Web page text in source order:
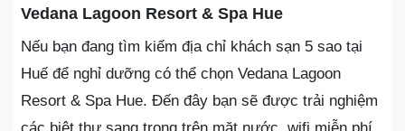
Vedana Lagoon Resort & Spa Hue
Nếu bạn đang tìm kiếm địa chỉ khách sạn 5 sao tại
Huế để nghỉ dưỡng có thể chọn Vedana Lagoon
Resort & Spa Hue. Đến đây bạn sẽ được trải nghiệm
các biệt thự sang trọng trên mặt nước, wifi miễn phí,